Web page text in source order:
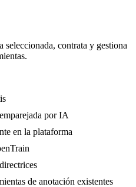
seleccionada, contrata y gestiona
por IA
en la plataforma
de anotación existentes